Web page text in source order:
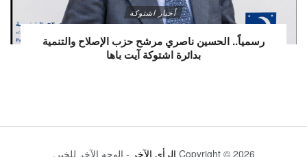
أخبار اشتوكة
رسمياً.. الحسين ناصري مرشح حزب الإصلاح والتنمية
بدائرة اشتوكة آيت باها
Copyright © 2026 الرأي الآخر - الوجه الآخر للخبر.